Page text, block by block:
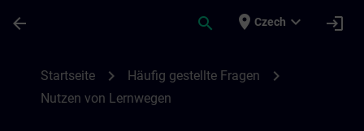
arrow_back search place Czech expand_more login
Startseite chevron_right Häufig gestellte Fragen chevron_right
Nutzen von Lernwegen